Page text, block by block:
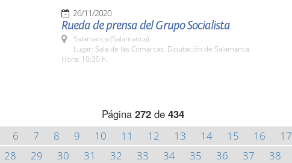
26/11/2020
Rueda de prensa del Grupo Socialista
Salamanca (Salamanca)
Lugar: Sala de las Comarcas. Diputación de Salamanca
Hora: 10:30 h.
Página 272de 434
6 7 8 9 10 11 12 13 14 15 16 17
28 29 30 31 32 33 34 35 36 37 38